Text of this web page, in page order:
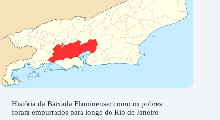
História da Baixada Fluminense: como os pobres
foram empurrados para longe do Rio de Janeiro